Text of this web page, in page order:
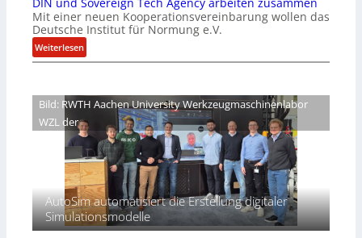
e
a
V
i
P
r
e
s
i
d
e
n
t
t
M
i
x
l
e
e
i
i
s
d
e
s
S
c
h
w
Mit einer neuen Kooperationsvereinbarung wollen das
Deutsche Institut für Normung e.V.
Weiterlesen:
D
N
u
n
d
S
o
v
e
r
e
Bild: RWTH Aachen University Werkzeugmaschinenlabor
WZL der
AutoSim automatisiert die Erstellung digitaler
Simulationsmodelle